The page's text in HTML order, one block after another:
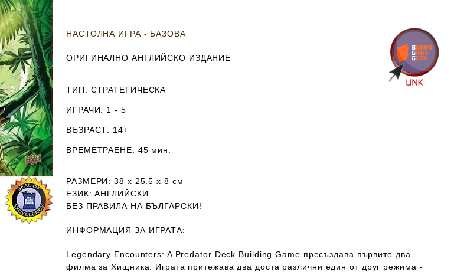
НАСТОЛНА ИГРА - БАЗОВА
ОРИГИНАЛНО АНГЛИЙСКО ИЗДАНИЕ
ТИП: СТРАТЕГИЧЕСКА
ИГРАЧИ: 1 - 5
ВЪЗРАСТ: 14+
ВРЕМЕТРАЕНЕ: 45 мин.
РАЗМЕРИ: 38 х 25.5 х 8 см
ЕЗИК: АНГЛИЙСКИ
БЕЗ ПРАВИЛА НА БЪЛГАРСКИ!
ИНФОРМАЦИЯ ЗА ИГРАТА:
Legendary Encounters: A Predator Deck Building Game пресъздава първите два
филма за Хищника. Играта притежава два доста различни един от друг режима -